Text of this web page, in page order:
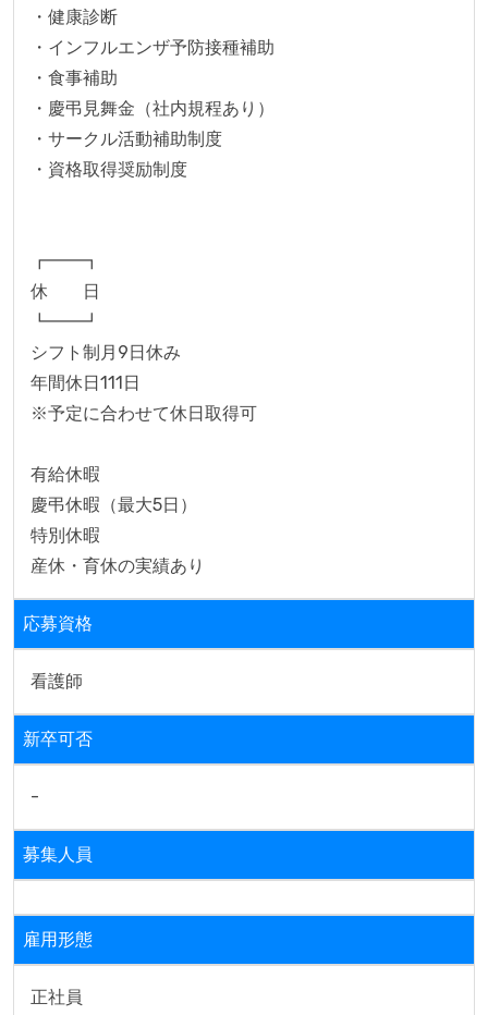
・健康診断
・インフルエンザ予防接種補助
・食事補助
・慶弔見舞金（社内規程あり）
・サークル活動補助制度
・資格取得奨励制度
┏━━┓
休　　日
┗━━┛
シフト制月9日休み
年間休日111日
※予定に合わせて休日取得可
有給休暇
慶弔休暇（最大5日）
特別休暇
産休・育休の実績あり
応募資格
看護師
新卒可否
-
募集人員
雇用形態
正社員